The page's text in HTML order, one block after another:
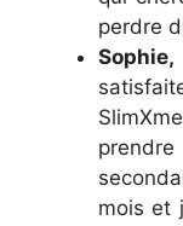
perdre
mois et